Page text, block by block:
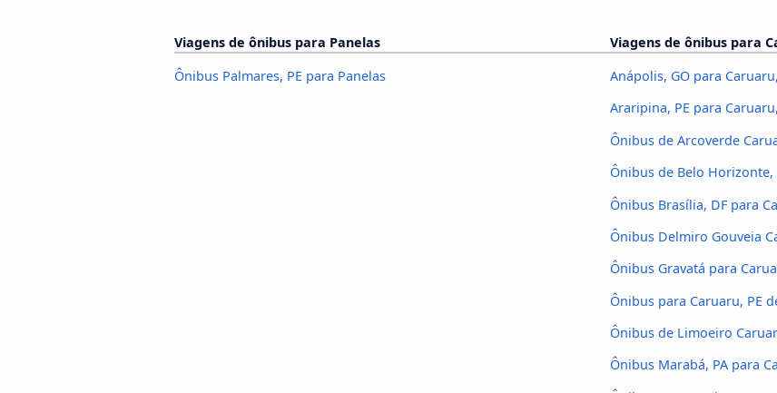
Viagens de ônibus para Panelas
Ônibus Palmares, PE para Panelas
Viagens de ônibus para
Anápolis, GO para
Araripina, PE para
Ônibus de Arcoverde
Ônibus de Belo Horizonte,
Ônibus Brasília, DF para
Ônibus Delmiro Gouveia
Ônibus Gravatá para
Ônibus para Caruaru, PE
Ônibus de Limoeiro
Ônibus Marabá, PA para